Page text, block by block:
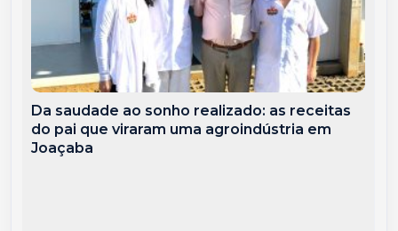
Da saudade ao sonho realizado: as receitas
do pai que viraram uma agroindústria em
Joaçaba